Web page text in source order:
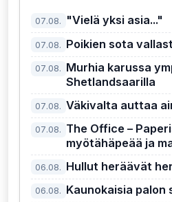
07.08. "Vielä yksi asia..."
07.08. Poikien sota
07.08. Murhia karussa
Shetlandsaarilla
07.08. Väkivalta auttaa
07.08. The Office –
myötähäpeää ja
kiusallisin pomo
06.08. Hullut heräävät
06.08. Kaunokaisia palon